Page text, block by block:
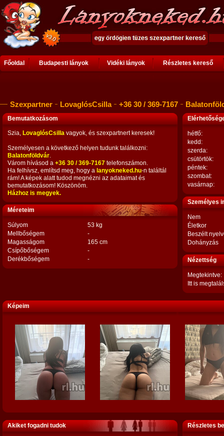
Főoldal Budapesti lányok Vidéki lányok Részletes kereső
Szexpartner LovaglósCsilla +36 30 / 369-7167
Bemutatkozásom
Szia, LovaglósCsilla vagyok, és szexpartnert keresek!
Személyesen a következő helyen tudunk találkozni:
Balatonföldvár.
Várom hívásod a +36 30 / 369-7167 telefonszámon.
Ha felhívsz, említsd meg, hogy a lanyokneked.hu-n találtál
rám! A képek alatt tudod megnézni az adataimat és
bemutatkozásom! Köszönöm.
Házhoz is megyek.
Méreteim
Súlyom
53 kg
Mellbőségem
-
Magasságom
165 cm
Csípőbőségem
-
Derékbőségem
-
hétfő:
kedd:
szerda:
csütörtök:
péntek:
szombat:
vasárnap:
Személyes
Nem
Életkor
Beszélt
Dohányzás
Nézettség
Megtekintve:
Itt is
Képeim
Akiket fogadni tudok Részletes